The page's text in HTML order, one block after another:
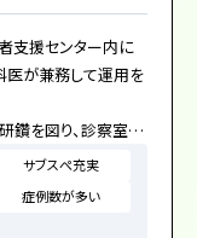
支援センター内に
医が兼務して運用を
鑽を図り、診察室の
育成につなげてい
サブスぺ充実
症例数が多い